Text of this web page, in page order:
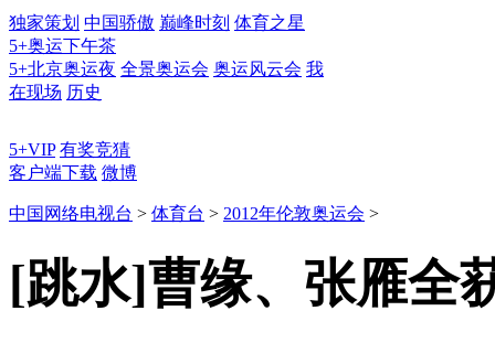
独家策划 中国骄傲 巅峰时刻 体育之星
5+奥运下午茶
5+北京奥运夜 全景奥运会 奥运风云会 我
在现场 历史
5+VIP 有奖竞猜
客户端下载 微博
中国网络电视台 > 体育台 > 2012年伦敦奥运会 >
[跳水]曹缘、张雁全